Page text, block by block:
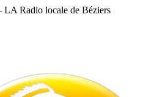
Radio locale de Béziers